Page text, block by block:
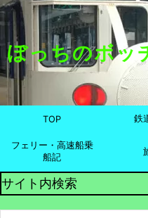
ぼっちのボッ
TOP 鉄
フェリー・高速船乗
船記
サイト内検索